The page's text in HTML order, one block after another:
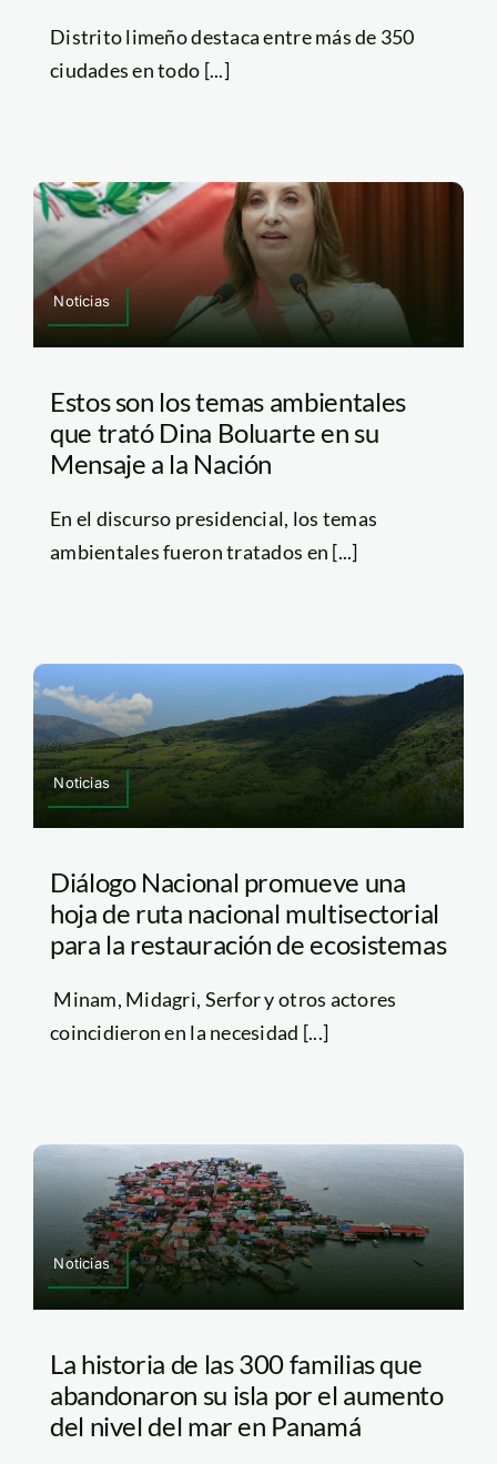
Distrito limeño destaca entre más de 350
ciudades en todo [...]
Noticias
Estos son los temas ambientales
que trató Dina Boluarte en su
Mensaje a la Nación
En el discurso presidencial, los temas
ambientales fueron tratados en [...]
Noticias
Diálogo Nacional promueve una
hoja de ruta nacional multisectorial
para la restauración de ecosistemas
Minam, Midagri, Serfor y otros actores
coincidieron en la necesidad [...]
Noticias
La historia de las 300 familias que
abandonaron su isla por el aumento
del nivel del mar en Panamá